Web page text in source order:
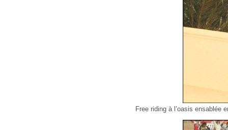
Free riding à l’oasis ensablée